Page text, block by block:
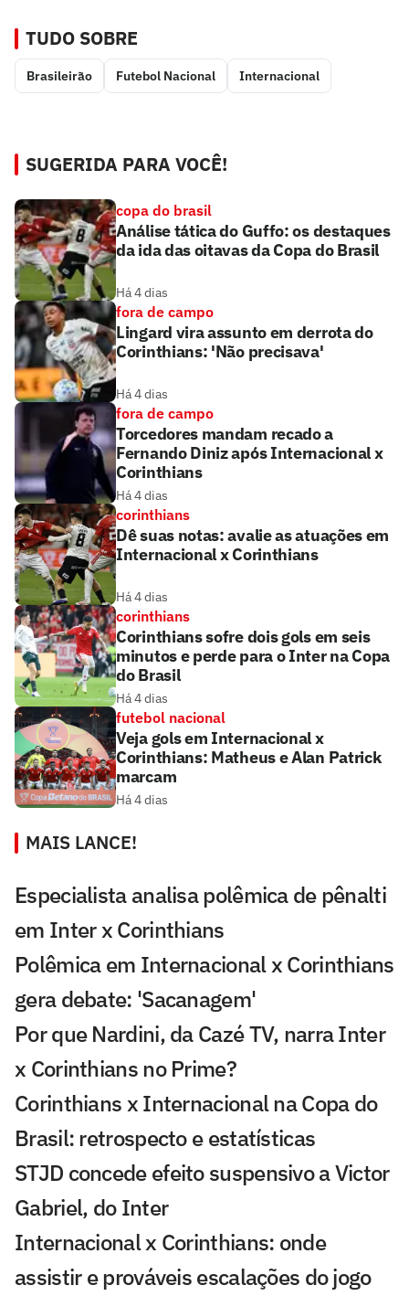
TUDO SOBRE
Brasileirão Futebol Nacional Internacional
SUGERIDA PARA VOCÊ!
copa do brasil
Análise tática do Guffo: os destaques
da ida das oitavas da Copa do Brasil
Há 4 dias
fora de campo
Lingard vira assunto em derrota do
Corinthians: 'Não precisava'
Há 4 dias
fora de campo
Torcedores mandam recado a
Fernando Diniz após Internacional x
Corinthians
Há 4 dias
corinthians
Dê suas notas: avalie as atuações em
Internacional x Corinthians
Há 4 dias
corinthians
Corinthians sofre dois gols em seis
minutos e perde para o Inter na Copa
do Brasil
Há 4 dias
futebol nacional
Veja gols em Internacional x
Corinthians: Matheus e Alan Patrick
marcam
Há 4 dias
MAIS LANCE!
Especialista analisa polêmica de pênalti
em Inter x Corinthians
Polêmica em Internacional x Corinthians
gera debate: 'Sacanagem'
Por que Nardini, da Cazé TV, narra Inter
x Corinthians no Prime?
Corinthians x Internacional na Copa do
Brasil: retrospecto e estatísticas
STJD concede efeito suspensivo a Victor
Gabriel, do Inter
Internacional x Corinthians: onde
assistir e prováveis escalações do jogo